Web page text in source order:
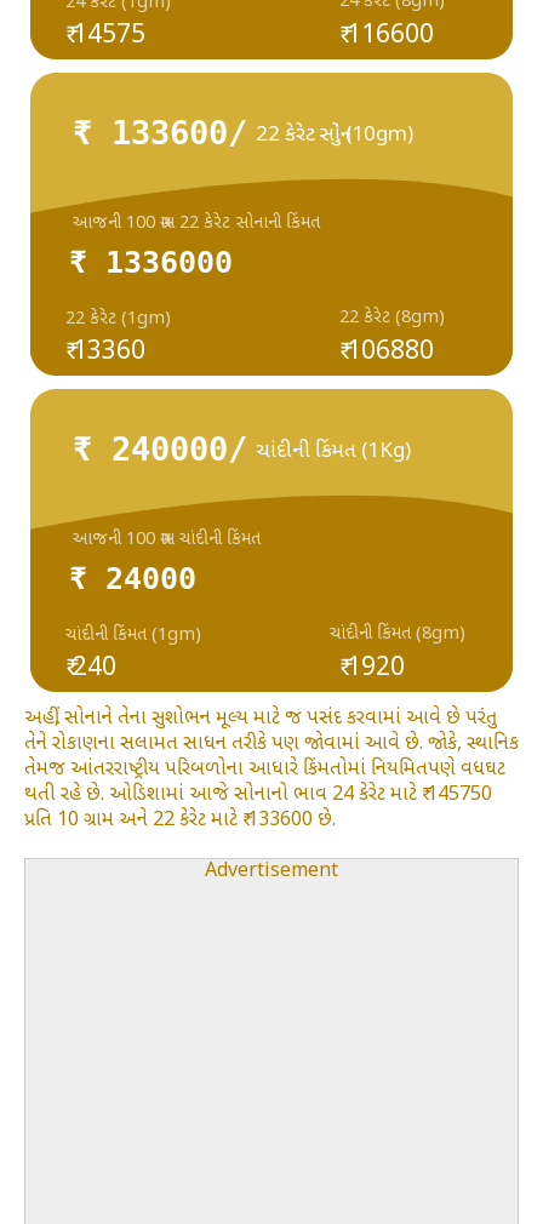
₹ 14575 ₹ 116600
₹ 133600/ 22 કેરેટ સોનું (10gm)
₹ 1336000
₹ 13360
22 કેરેટ (1gm) 22 કેરેટ (8gm)
આજની 100 ગ્રામ 22 કેરેટ સોનાની કિંમત
₹ 106880
₹ 240000/ ચાંદીની કિંમત (1Kg)
₹ 24000
₹ 240
ચાંદીની કિંમત (1gm) ચાંદીની કિંમત (8gm)
આજની 100 ગ્રામ ચાંદીની કિંમત
₹ 1920
અહીં, સોનાને તેના સુશોભન મૂલ્ય માટે જ પસંદ કરવામાં આવે છે પરંતુ
તેને રોકાણના સલામત સાધન તરીકે પણ જોવામાં આવે છે. જોકે, સ્થાનિક
તેમજ આંતરરાષ્ટ્રીય પરિબળોના આધારે કિંમતોમાં નિયમિતપણે વધઘટ
થતી રહે છે. ઓડિશામાં આજે સોનાનો ભાવ 24 કેરેટ માટે ₹ 145750
પ્રતિ 10 ગ્રામ અને 22 કેરેટ માટે ₹ 133600 છે.
Advertisement